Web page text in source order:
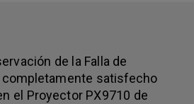
de la Falla de
completamente satisfecho
el Proyector PX9710 de